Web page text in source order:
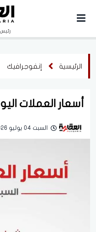
رئيس
الرئيسية إنفوجرافيك
أسعار العملات اليوم
السبت 04 يوليو 2026 | 09:21 صباحاً